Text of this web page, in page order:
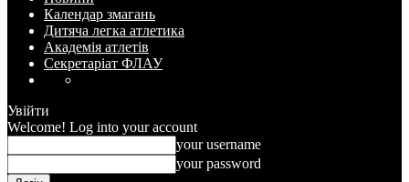
Календар змагань
Дитяча легка атлетика
Академія атлетів
Секретаріат ФЛАУ
Увійти
Welcome! Log into your account
your username
your password